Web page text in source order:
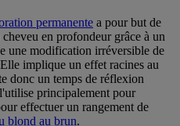
permanente a pour but de
en profondeur grâce à un
une modification irréversible de
implique un effet racines au
donc un temps de réflexion
principalement pour
effectuer un rangement de
blond au brun.